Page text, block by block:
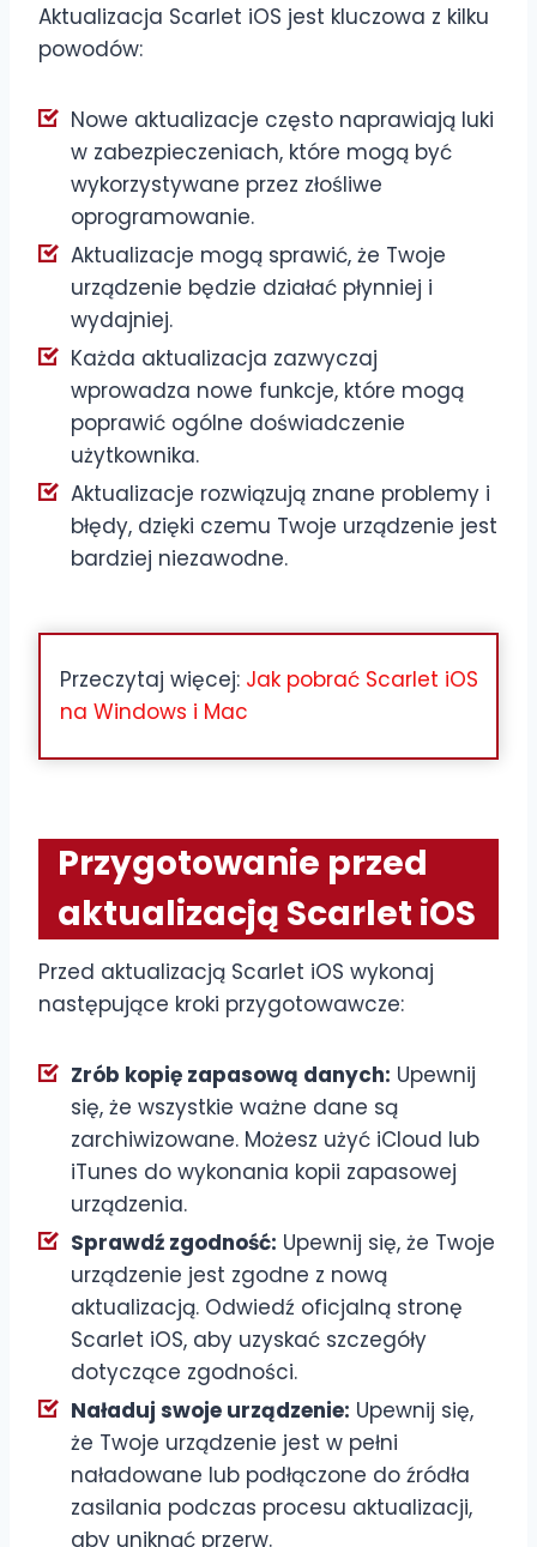
Aktualizacja Scarlet iOS jest kluczowa z kilku
powodów:
Nowe aktualizacje często naprawiają luki
w zabezpieczeniach, które mogą być
wykorzystywane przez złośliwe
oprogramowanie.
Aktualizacje mogą sprawić, że Twoje
urządzenie będzie działać płynniej i
wydajniej.
Każda aktualizacja zazwyczaj
wprowadza nowe funkcje, które mogą
poprawić ogólne doświadczenie
użytkownika.
Aktualizacje rozwiązują znane problemy i
błędy, dzięki czemu Twoje urządzenie jest
bardziej niezawodne.
Przeczytaj więcej: Jak pobrać Scarlet iOS
na Windows i Mac
Przygotowanie przed
aktualizacją Scarlet iOS
Przed aktualizacją Scarlet iOS wykonaj
następujące kroki przygotowawcze:
Zrób kopię zapasową danych: Upewnij
się, że wszystkie ważne dane są
zarchiwizowane. Możesz użyć iCloud lub
iTunes do wykonania kopii zapasowej
urządzenia.
Sprawdź zgodność: Upewnij się, że Twoje
urządzenie jest zgodne z nową
aktualizacją. Odwiedź oficjalną stronę
Scarlet iOS, aby uzyskać szczegóły
dotyczące zgodności.
Naładuj swoje urządzenie: Upewnij się,
że Twoje urządzenie jest w pełni
naładowane lub podłączone do źródła
zasilania podczas procesu aktualizacji,
aby uniknąć przerw.